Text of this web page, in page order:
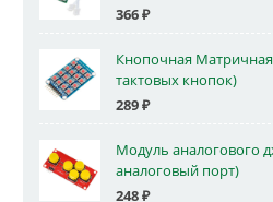
366₽
Кнопочная Матричная
тактовых кнопок)
289₽
Модуль аналогового
аналоговый порт)
248₽